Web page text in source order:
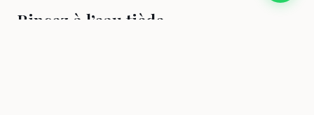
Rincez à l’eau tiède